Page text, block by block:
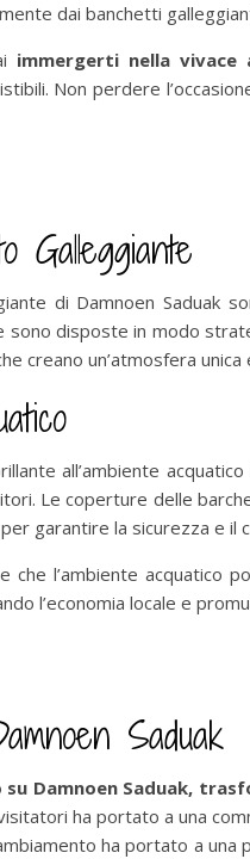
dai banchetti
immergerti nella
Non perdere
Galleggiante
di Damnoen Saduak
disposte in modo
creano un’atmosfera
all’ambiente
Le coperture delle
garantire la sicurezza e
l’ambiente acquatico
l’economia locale e
Saduak
Damnoen Saduak,
ha portato a una
ha portato a